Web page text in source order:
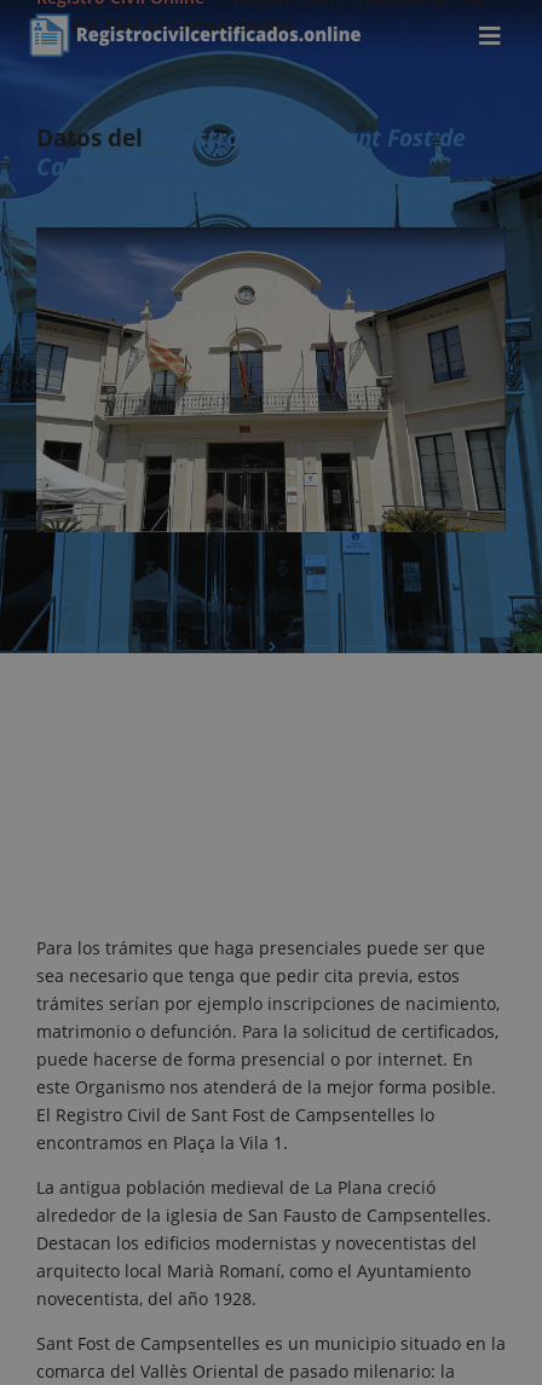
de Sant Fost de Campsentelles
Datos del
Registro Civil de Sant Fost de
Campsentelles
Para los trámites que haga presenciales puede ser que
sea necesario que tenga que pedir cita previa, estos
trámites serían por ejemplo inscripciones de nacimiento,
matrimonio o defunción. Para la solicitud de certificados,
puede hacerse de forma presencial o por internet. En
este Organismo nos atenderá de la mejor forma posible.
El Registro Civil de Sant Fost de Campsentelles lo
encontramos en Plaça la Vila 1.
La antigua población medieval de La Plana creció
alrededor de la iglesia de San Fausto de Campsentelles.
Destacan los edificios modernistas y novecentistas del
arquitecto local Marià Romaní, como el Ayuntamiento
novecentista, del año 1928.
Sant Fost de Campsentelles es un municipio situado en la
comarca del Vallès Oriental de pasado milenario: la